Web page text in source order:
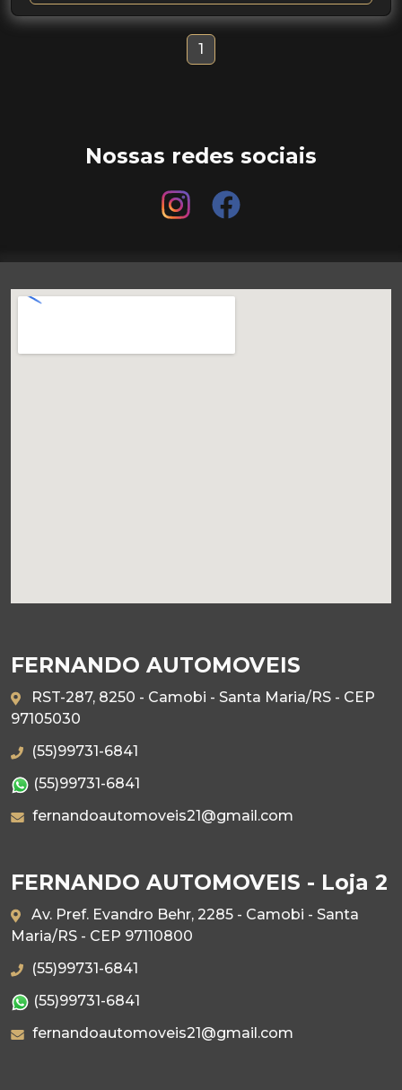
1
Nossas redes sociais
FERNANDO AUTOMOVEIS
RST-287, 8250 - Camobi - Santa Maria/RS - CEP
97105030
(55)99731-6841
(55)99731-6841
fernandoautomoveis21@gmail.com
FERNANDO AUTOMOVEIS - Loja 2
Av. Pref. Evandro Behr, 2285 - Camobi - Santa
Maria/RS - CEP 97110800
(55)99731-6841
(55)99731-6841
fernandoautomoveis21@gmail.com